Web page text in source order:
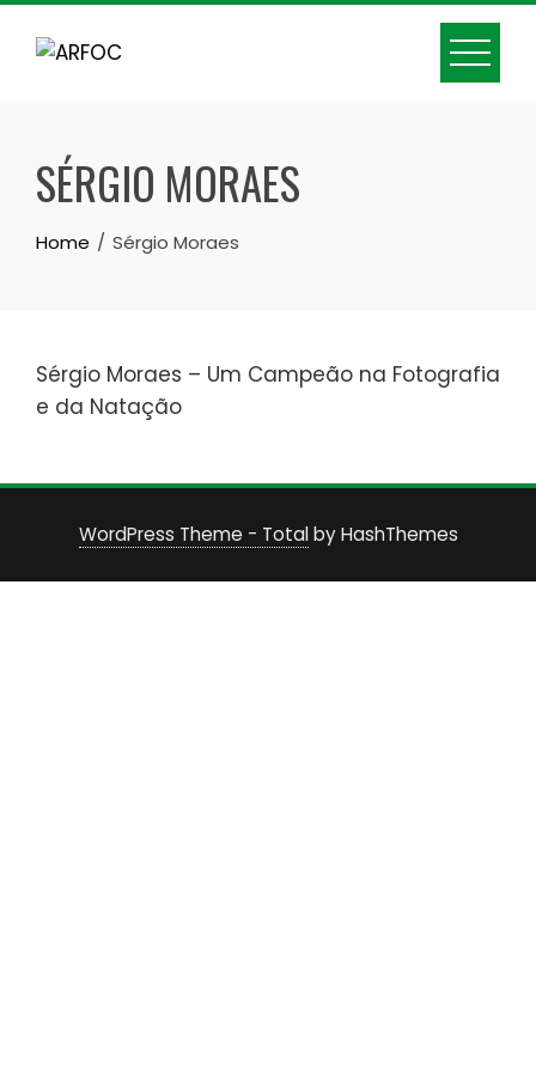
Skip
SÉRGIO MORAES
Home Sérgio Moraes
Sérgio Moraes – Um Campeão na Fotografia
e da Natação
WordPress Theme - Totalby HashThemes